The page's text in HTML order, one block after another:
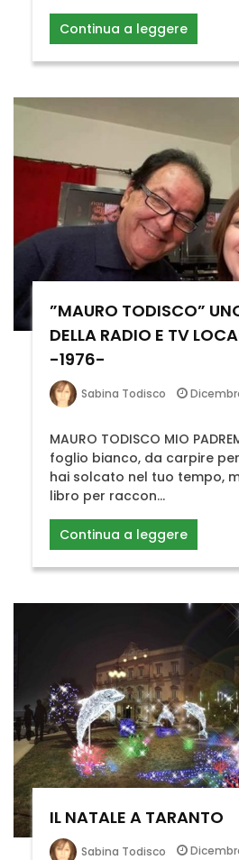
Continua a leggere
”MAURO TODISCO”
DELLA RADIO E TV
-1976-
Sabina Todisco
MAURO TODISCO MIO
foglio bianco, da carpire
hai solcato nel tuo tempo,
libro per raccon...
Continua a leggere
IL NATALE A TARANTO
Sabina Todisco